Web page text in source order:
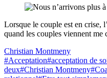
Lorsque le couple est en crise,
quand les couples viennent me
Christian Montmeny
#Acceptation#acceptation de
deux#Christian Montmeny